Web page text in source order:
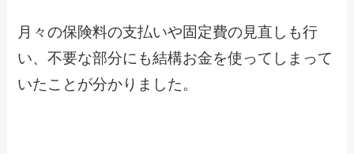
月々の保険料の支払いや固定費の見直しも行
い、不要な部分にも結構お金を使ってしまって
いたことが分かりました。